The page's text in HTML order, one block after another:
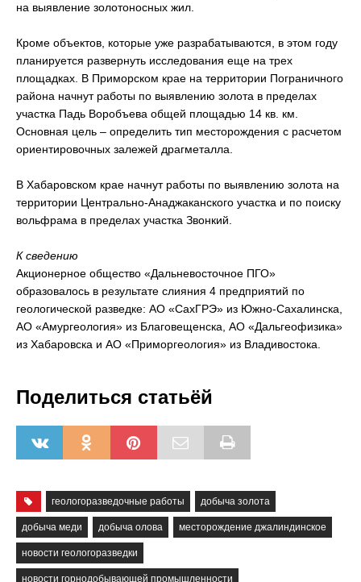
на выявление золотоносных жил.
Кроме объектов, которые уже разрабатываются, в этом году
планируется развернуть исследования еще на трех
площадках. В Приморском крае на территории Пограничного
района начнут работы по выявлению золота в пределах
участка Падь Воробъева общей площадью 14 кв. км.
Основная цель – определить тип месторождения с расчетом
ориентировочных залежей драгметалла.
В Хабаровском крае начнут работы по выявлению золота на
территории Центрально-Анаджаканского участка и по поиску
вольфрама в пределах участка Звонкий.
К сведению
Акционерное общество «Дальневосточное ПГО»
образовалось в результате слияния 4 предприятий по
геологической разведке: АО «СахГРЭ» из Южно-Сахалинска,
АО «Амургеология» из Благовещенска, АО «Дальгеофизика»
из Хабаровска и АО «Приморгеология» из Владивостока.
Поделиться статьёй
геологоразведочные работы добыча золота
добыча меди добыча олова месторождение джалиндинское
новости геологоразведки
новости горнодобывающей промышленности